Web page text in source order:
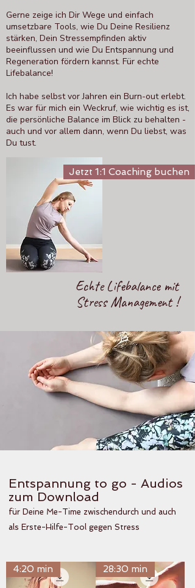
Gerne zeige ich Dir Wege und einfach
umsetzbare Tools, wie Du Deine Resilienz
stärken, Dein Stressempfinden aktiv
beeinflussen und wie Du Entspannung und
Regeneration fördern kannst. Für echte
Lifebalance!​​
Ich habe selbst vor Jahren ein Burn-out erlebt.
Es war für mich ein Weckruf, wie wichtig es ist,
die persönliche Balance im Blick zu behalten -
auch und vor allem dann, wenn Du liebst, was
Du tust.
Jetzt 1:1 Coaching buchen
Echte Lifebalance mit
Stress Management !
Entspannung to go - Audios
zum Download
für Deine Me-Time zwischendurch und auch
als Erste-Hilfe-Tool gegen Stress
4:20 min 28:30 min